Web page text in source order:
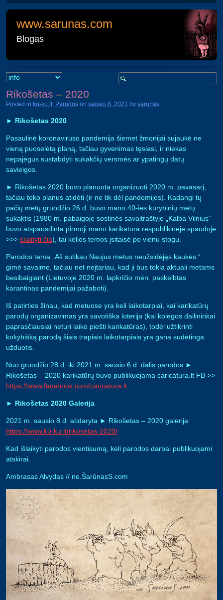
www.sarunas.com
Blogas
Search
Rikošetas – 2020
Posted in ku-ku.lt, Parodos on sausio 8, 2021 by sarunas
► Rikošetas 2020
Pasaulinė koronaviruso pandemija šiemet žmonijai sujaukė ne
vieną puoselėtą planą, tačiau gyvenimas tęsiasi, ir niekas
nepajėgus sustabdyti sukakčių versmės ar ypatingų datų
savieigos.
► Rikošetas 2020 buvo planuota organizuoti 2020 m. pavasarį,
tačiau teko planus atidėti (ir ne tik dėl pandemijos). Kadangi tų
pačių metų gruodžio 26 d. buvo mano 40-ies kūrybinių metų
sukaktis (1980 m. pabaigoje sostinės savaitraštyje „Kalba Vilnius“
buvo atspausdinta pirmoji mano karikatūra respublikinėje spaudoje
>>> skaityti čia), tai kelios temos įsitaisė po vienu stogu.
Parodos tema „Aš sutikau Naujus metus neužsidėjęs kaukės.“
gimė savaime, tačiau net neįtariau, kad ji bus tokia aktuali metams
besibaigiant (Lietuvoje 2020 m. lapkričio mėn. paskelbtas
karantinas pandemijai pažaboti).
Iš patirties žinau, kad metuose yra keli laikotarpiai, kai karikatūrų
parodų organizavimas yra savotiška loterija (kai kolegos dailininkai
paprasčiausiai neturi laiko piešti karikatūras), todėl užtikrinti
kokybišką parodą šiais trapiais laikotarpiais yra gana sudėtinga
užduotis.
Nuo gruodžio 28 d. iki 2021 m. sausio 6 d. dalis parodos ►
Rikošetas – 2020 karikatūrų buvo publikuojama caricatura.lt FB >>
https://www.facebook.com/caricatura.lt
► Rikošetas 2020 Galerija
2021 m. sausio 8 d. atidaryta ► Rikošetas – 2020 galerija:
https://www.ku-ku.lt/rikosetas-2020/
Kad išlaikyti parodos vientisumą, keli parodos darbai publikuojami
atskirai.
Ambrasas Alvydas // ne.ŠarūnasS.com